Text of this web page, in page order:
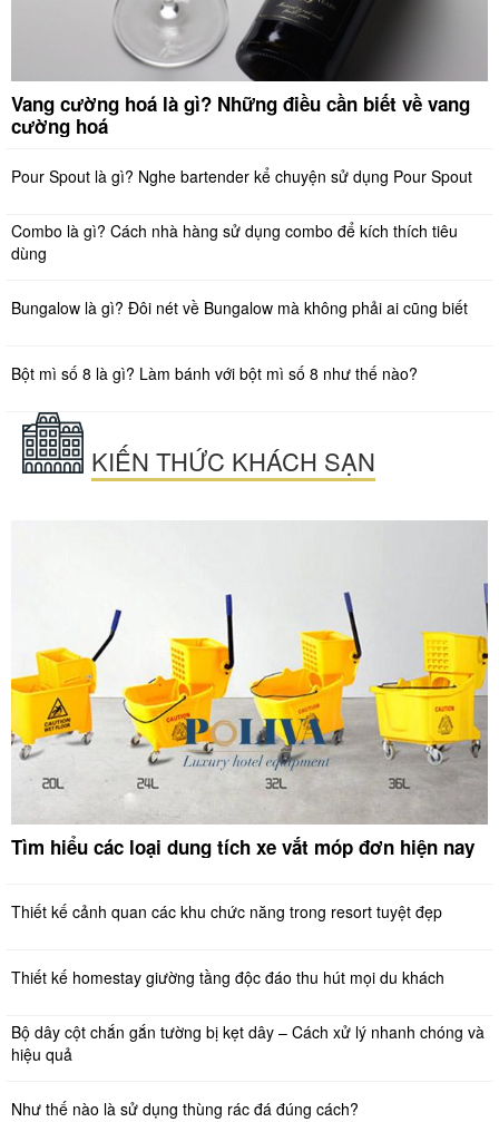
Vang cường hoá là gì? Những điều cần biết về vang
cường hoá
Pour Spout là gì? Nghe bartender kể chuyện sử dụng Pour Spout
Combo là gì? Cách nhà hàng sử dụng combo để kích thích tiêu
dùng
Bungalow là gì? Đôi nét về Bungalow mà không phải ai cũng biết
Bột mì số 8 là gì? Làm bánh với bột mì số 8 như thế nào?
KIẾN THỨC KHÁCH SẠN
Tìm hiểu các loại dung tích xe vắt móp đơn hiện nay
Thiết kế cảnh quan các khu chức năng trong resort tuyệt đẹp
Thiết kế homestay giường tầng độc đáo thu hút mọi du khách
Bộ dây cột chắn gắn tường bị kẹt dây – Cách xử lý nhanh chóng và
hiệu quả
Như thế nào là sử dụng thùng rác đá đúng cách?